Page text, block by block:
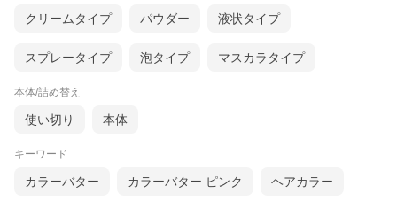
クリームタイプ パウダー 液状タイプ
スプレータイプ 泡タイプ マスカラタイプ
本体/詰め替え
使い切り 本体
キーワード
カラーバター カラーバター ピンク ヘアカラー